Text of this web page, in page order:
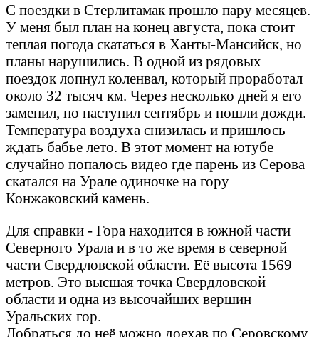
С поездки в Стерлитамак прошло пару месяцев.
У меня был план на конец августа, пока стоит
теплая погода скататься в Ханты-Мансийск, но
планы нарушились. В одной из рядовых
поездок лопнул коленвал, который проработал
около 32 тысяч км. Через несколько дней я его
заменил, но наступил сентябрь и пошли дожди.
Температура воздуха снизилась и пришлось
ждать бабье лето. В этот момент на ютубе
случайно попалось видео где парень из Серова
скатался на Урале одиночке на гору
Конжаковский камень.
Для справки - Гора находится в южной части
Северного Урала и в то же время в северной
части Свердловской области. Её высота 1569
метров. Это высшая точка Свердловской
области и одна из высочайших вершин
Уральских гор.
Добраться до неё можно доехав по Серовскому